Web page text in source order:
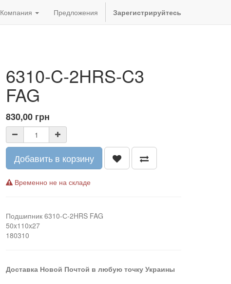
Компания Предложения Зарегистрируйтесь
6310-C-2HRS-C3
FAG
830,00 грн
Добавить в корзину
Временно не на складе
Подшипник 6310-С-2HRS FAG
50x110x27
180310
Доставка Новой Почтой в любую точку Украины